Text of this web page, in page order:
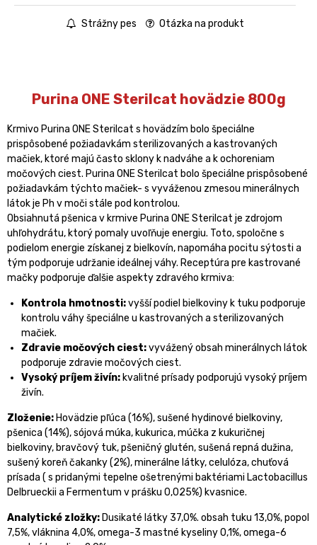
Strážny pes Otázka na produkt
Purina ONE Sterilcat hovädzie 800g
Krmivo Purina ONE Sterilcat s hovädzím bolo špeciálne
prispôsobené požiadavkám sterilizovaných a kastrovaných
mačiek, ktoré majú často sklony k nadváhe a k ochoreniam
močových ciest. Purina ONE Sterilcat bolo špeciálne prispôsobené
požiadavkám týchto mačiek- s vyváženou zmesou minerálnych
látok je Ph v moči stále pod kontrolou.
Obsiahnutá pšenica v krmive Purina ONE Sterilcat je zdrojom
uhľohydrátu, ktorý pomaly uvoľňuje energiu. Toto, spoločne s
podielom energie získanej z bielkovín, napomáha pocitu sýtosti a
tým podporuje udržanie ideálnej váhy. Receptúra pre kastrované
mačky podporuje ďalšie aspekty zdravého krmiva:
Kontrola hmotnosti:vyšší podiel bielkoviny k tuku podporuje
kontrolu váhy špeciálne u kastrovaných a sterilizovaných
mačiek.
Zdravie močových ciest:vyvážený obsah minerálnych látok
podporuje zdravie močových ciest.
Vysoký príjem živín: kvalitné prísady podporujú vysoký príjem
živín.
Zloženie: Hovädzie pľúca (16%), sušené hydinové bielkoviny,
pšenica (14%), sójová múka, kukurica, múčka z kukuričnej
bielkoviny, bravčový tuk, pšeničný glutén, sušená repná dužina,
sušený koreň čakanky (2%), minerálne látky, celulóza, chuťová
prísada ( s pridanými tepelne ošetrenými baktériami Lactobacillus
Delbrueckii a Fermentum v prášku 0,025%) kvasnice.
Analytické zložky: Dusikaté látky 37,0%. obsah tuku 13,0%, popol
7,5%, vláknina 4,0%, omega-3 mastné kyseliny 0,1%, omega-6